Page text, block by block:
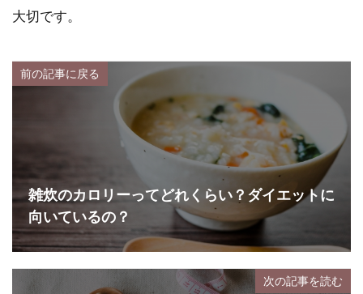
大切です。
前の記事に戻る
雑炊のカロリーってどれくらい？ダイエットに
向いているの？
次の記事を読む